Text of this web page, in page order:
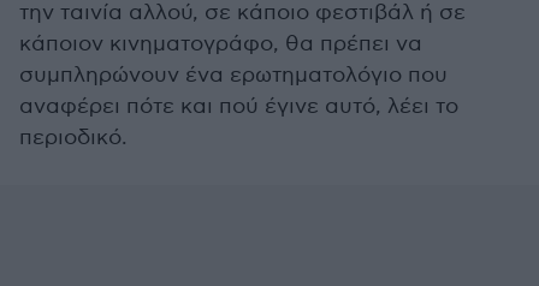
την ταινία αλλού, σε κάποιο φεστιβάλ ή σε
κάποιον κινηματογράφο, θα πρέπει να
συμπληρώνουν ένα ερωτηματολόγιο που
αναφέρει πότε και πού έγινε αυτό, λέει το
περιοδικό.